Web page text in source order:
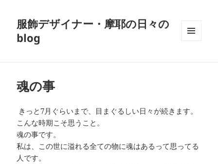
服飾デザイナー・摩耶の日々の
blog
魂の事
きっと7月ぐらいまで、目まぐるしい日々が続きます。
こんな時期こそ思うこと。
魂の事です。
私は、この世に溢れる全ての物に魂はあるって思ってる
人です。